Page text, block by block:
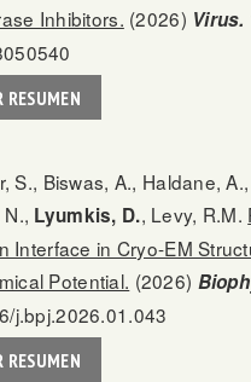
Inhibitors. (2026) Virus.
RESUMEN
S., Biswas, A., Haldane,
Lyumkis, D., Levy, R.M.
Interface in Cryo-EM
Potential. (2026)
j.bpj.2026.01.043
RESUMEN